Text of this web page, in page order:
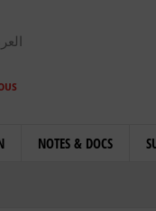
NOTES & DOCS